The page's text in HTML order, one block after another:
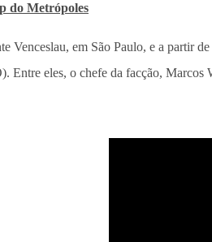
do Metrópoles
Venceslau, em São Paulo, e a partir
Entre eles, o chefe da facção,